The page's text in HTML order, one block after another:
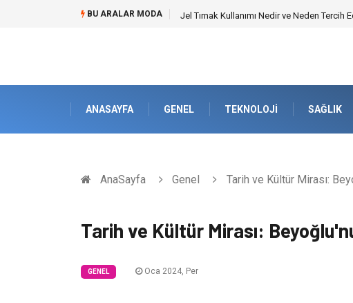
BU ARALAR MODA Jel Tırnak Kullanımı Nedir ve Neden Tercih
ANASAYFA GENEL TEKNOLOJI SAĞLIK
AnaSayfa Genel Tarih ve Kültür Mirası:
Tarih ve Kültür Mirası:
GENEL Oca 2024, Per